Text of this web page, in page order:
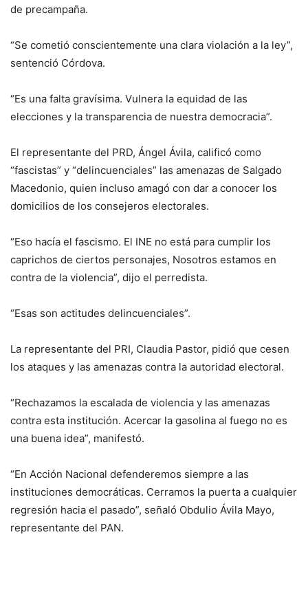
de precampaña.
“Se cometió conscientemente una clara violación a la ley”,
sentenció Córdova.
“Es una falta gravísima. Vulnera la equidad de las
elecciones y la transparencia de nuestra democracia”.
El representante del PRD, Ángel Ávila, calificó como
“fascistas” y “delincuenciales” las amenazas de Salgado
Macedonio, quien incluso amagó con dar a conocer los
domicilios de los consejeros electorales.
“Eso hacía el fascismo. El INE no está para cumplir los
caprichos de ciertos personajes, Nosotros estamos en
contra de la violencia”, dijo el perredista.
“Esas son actitudes delincuenciales”.
La representante del PRI, Claudia Pastor, pidió que cesen
los ataques y las amenazas contra la autoridad electoral.
“Rechazamos la escalada de violencia y las amenazas
contra esta institución. Acercar la gasolina al fuego no es
una buena idea”, manifestó.
“En Acción Nacional defenderemos siempre a las
instituciones democráticas. Cerramos la puerta a cualquier
regresión hacia el pasado”, señaló Obdulio Ávila Mayo,
representante del PAN.